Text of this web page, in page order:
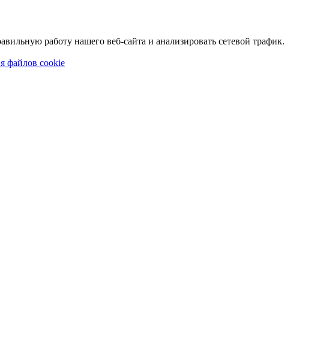
работу нашего веб-сайта и анализировать сетевой трафик.
файлов cookie